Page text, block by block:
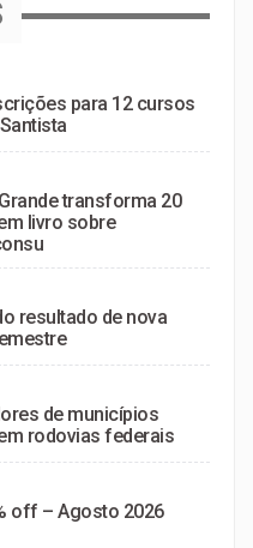
para 12 cursos
transforma 20
livro sobre
resultado de nova
de municípios
rodovias federais
off – Agosto 2026